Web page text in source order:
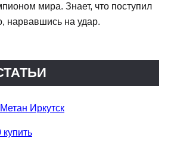
мира. Знает, что поступил
нарвавшись на удар.
Иркутск